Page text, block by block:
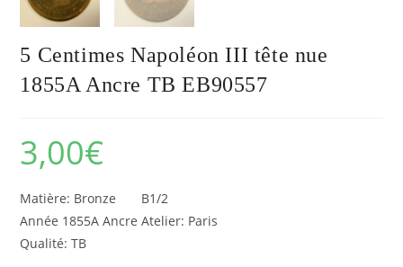
5 Centimes Napoléon III tête nue
1855A Ancre TB EB90557
3,00€
Matière: Bronze B1/2
Année 1855A Ancre Atelier: Paris
Qualité: TB